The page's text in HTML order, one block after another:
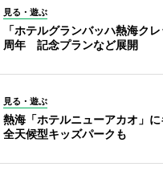
見る・遊ぶ
「ホテルグランバッハ熱海ク
周年 記念プランなど展開
見る・遊ぶ
熱海「ホテルニューアカオ」
全天候型キッズパークも